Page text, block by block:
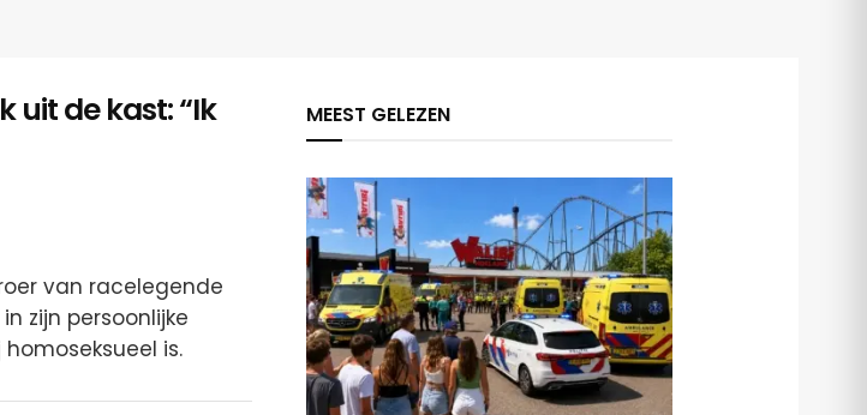
uit de kast: “Ik
van racelegende
zijn persoonlijke
is.
MEEST GELEZEN